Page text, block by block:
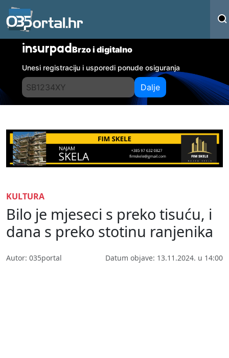
insurpadBrzo i digitalno
Unesi registraciju i usporedi ponude osiguranja
Dalje
KULTURA
Bilo je mjeseci s preko tisuću, i
dana s preko stotinu ranjenika
Autor: 035portal Datum objave: 13.11.2024. u 14:00